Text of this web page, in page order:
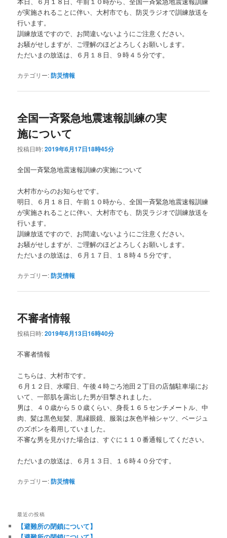
が実施されることに伴い、大村市でも、防災ラジオで訓練放送を
行います。
訓練放送ですので、お間違いないようにご注意ください。
お騒がせしますが、ご理解のほどよろしくお願いします。
ただいまの放送は、６月１８日、９時４５分です。
カテゴリー:防災情報
全国一斉緊急地震速報訓練の実
施について
投稿日時:2019年6月17日18時45分
全国一斉緊急地震速報訓練の実施について
大村市からのお知らせです。
明日、６月１８日、午前１０時から、全国一斉緊急地震速報訓練
が実施されることに伴い、大村市でも、防災ラジオで訓練放送を
行います。
訓練放送ですので、お間違いないようにご注意ください。
お騒がせしますが、ご理解のほどよろしくお願いします。
ただいまの放送は、６月１７日、１８時４５分です。
カテゴリー:防災情報
不審者情報
投稿日時:2019年6月13日16時40分
不審者情報
こちらは、大村市です。
６月１２日、水曜日、午後４時ごろ池田２丁目の店舗駐車場にお
いて、一部肌を露出した男が目撃されました。
男は、４０歳から５０歳くらい、身長１６５センチメートル、中
肉、髪は黒色短髪、黒縁眼鏡、服装は灰色半袖シャツ、ベージュ
のズボンを着用していました。
不審な男を見かけた場合は、すぐに１１０番通報してください。
ただいまの放送は、６月１３日、１６時４０分です。
カテゴリー:防災情報
最近の投稿
【避難所の閉鎖について】